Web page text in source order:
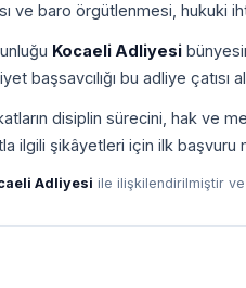
ve baro örgütlenmesi, hukuki
Kocaeli Adliyesi
başsavcılığı bu adliye çatısı
disiplin sürecini, hak ve
ilgili şikâyetleri için ilk
Adliyesi ile ilişkilendirilmiştir ve